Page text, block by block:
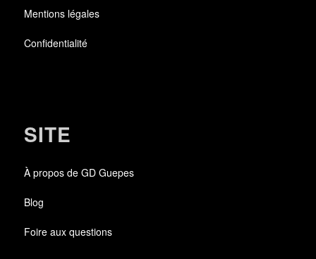
Mentions légales
Confidentialité
SITE
À propos de GD Guepes
Blog
Foire aux questions